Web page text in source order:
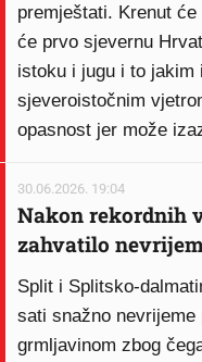
premještati. Krenut
će prvo sjevernu
istoku i jugu i to jakim
sjeveroistočnim
opasnost jer može
30.06.2026. 19:04
Nakon rekordnih
zahvatilo
Split i Splitsko-
sati snažno
grmljavinom zbog